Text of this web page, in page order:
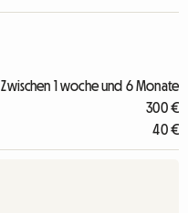
Zwischen 1 woche und 6 Monate
300 €
40 €